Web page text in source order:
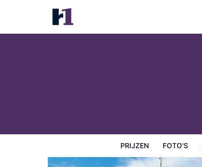
PRIJZEN FOTO'S
Glynhill Hotel
Prijzen